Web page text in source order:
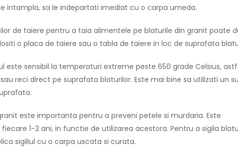
intampla, sa le indepartati imediat cu o carpa umeda.
de taiere pentru a taia alimentele pe blaturile din granit poate
o placa de taiere sau o tabla de taiere in loc de suprafata
este sensibil la temperaturi extreme peste 650 grade Celsius,
reci direct pe suprafata blaturilor. Este mai bine sa utilizati un
este importanta pentru a preveni petele si murdaria. Este
1-2 ani, in functie de utilizarea acestora. Pentru a sigila
sigiliul cu o carpa uscata si curata.